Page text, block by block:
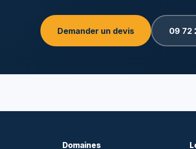
Demander un devis 09 72
Domaines